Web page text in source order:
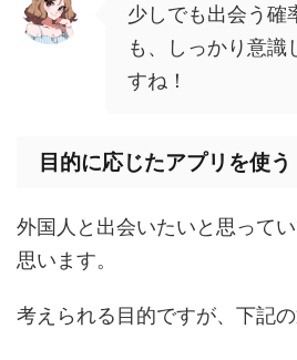
少しでも出会う確
も、しっかり意識
すね！
目的に応じたアプリを使う
外国人と出会いたいと思って
思います。
考えられる目的ですが、下記の